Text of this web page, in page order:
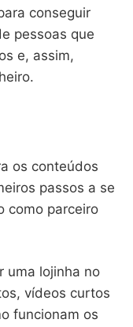
conseguir
pessoas que
e, assim,
os conteúdos
passos a se
como parceiro
uma lojinha no
vídeos curtos
funcionam os